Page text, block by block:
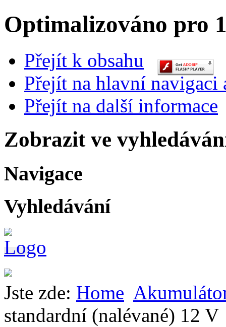
Optimalizováno pro
Přejít k obsahu
Přejít na hlavní navigaci
Přejít na další informace
Zobrazit ve
Navigace
Vyhledávání
Jste zde: Home
standardní (nalévané) 12 V